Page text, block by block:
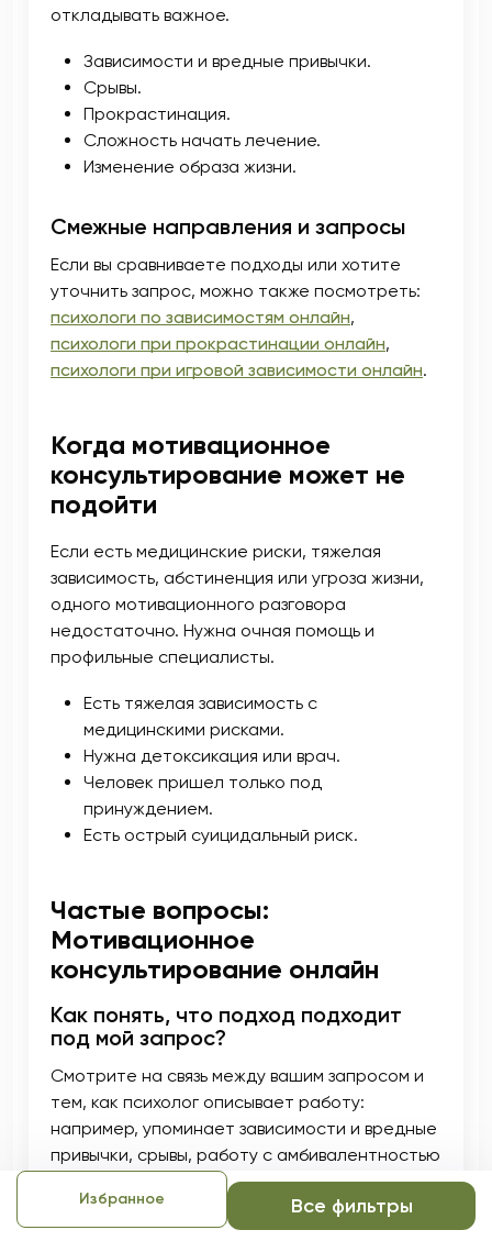
Избранное Все фильтры
откладывать важное.
Зависимости и вредные привычки.
Срывы.
Прокрастинация.
Сложность начать лечение.
Изменение образа жизни.
Смежные направления и запросы
Если вы сравниваете подходы или хотите
уточнить запрос, можно также посмотреть:
психологи по зависимостям онлайн,
психологи при прокрастинации онлайн,
психологи при игровой зависимости онлайн.
Когда мотивационное
консультирование может не
подойти
Если есть медицинские риски, тяжелая
зависимость, абстиненция или угроза жизни,
одного мотивационного разговора
недостаточно. Нужна очная помощь и
профильные специалисты.
Есть тяжелая зависимость с
медицинскими рисками.
Нужна детоксикация или врач.
Человек пришел только под
принуждением.
Есть острый суицидальный риск.
Частые вопросы:
Мотивационное
консультирование онлайн
Как понять, что подход подходит
под мой запрос?
Смотрите на связь между вашим запросом и
тем, как психолог описывает работу:
например, упоминает зависимости и вредные
привычки, срывы, работу с амбивалентностью
или открытые вопросы. Если описание звучит
понятно и без обещаний быстрого
результата, можно обсудить первую встречу.